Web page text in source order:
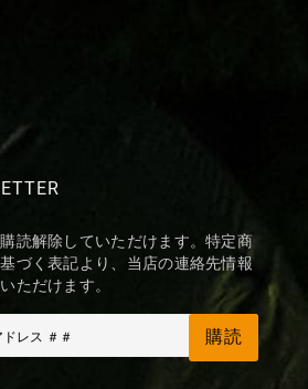
読解除していただけます。特定商
づく表記より、当店の連絡先情報
ただけます。
購読